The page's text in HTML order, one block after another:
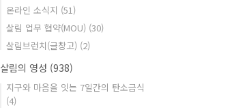
온라인 소식지 (51)
살림 업무 협약(MOU) (30)
살림브런치(글창고) (2)
살림의 영성 (938)
지구와 마음을 잇는 7일간의 탄소금식
(4)